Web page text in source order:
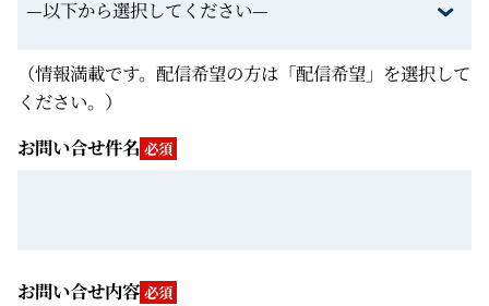
（情報満載です。配信希望の方は「配信希望」を選択して
ください。）
お問い合せ件名 必須
お問い合せ内容 必須